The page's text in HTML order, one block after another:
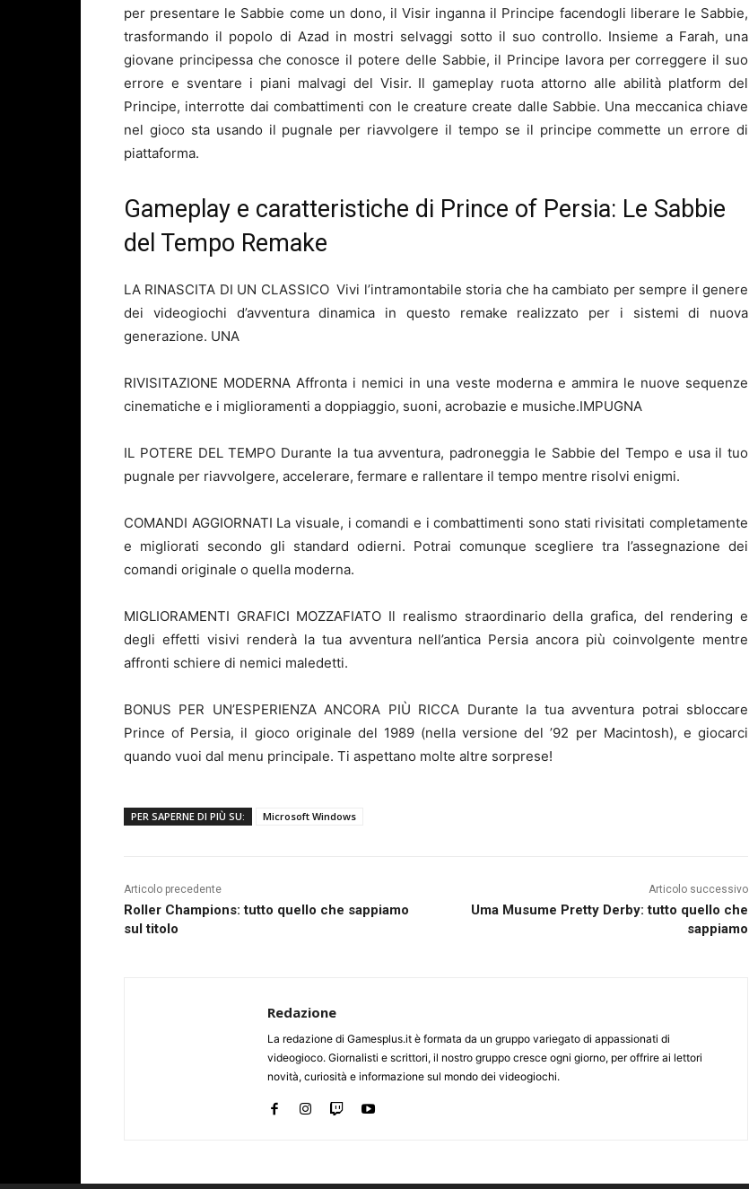
per presentare le Sabbie come un dono, il Visir inganna il Principe facendogli liberare le Sabbie,
trasformando il popolo di Azad in mostri selvaggi sotto il suo controllo. Insieme a Farah, una
giovane principessa che conosce il potere delle Sabbie, il Principe lavora per correggere il suo
errore e sventare i piani malvagi del Visir. Il gameplay ruota attorno alle abilità platform del
Principe, interrotte dai combattimenti con le creature create dalle Sabbie. Una meccanica chiave
nel gioco sta usando il pugnale per riavvolgere il tempo se il principe commette un errore di
piattaforma.
Gameplay e caratteristiche di Prince of Persia: Le Sabbie
del Tempo Remake
LA RINASCITA DI UN CLASSICO Vivi l’intramontabile storia che ha cambiato per sempre il genere
dei videogiochi d’avventura dinamica in questo remake realizzato per i sistemi di nuova
generazione. UNA
RIVISITAZIONE MODERNA Affronta i nemici in una veste moderna e ammira le nuove sequenze
cinematiche e i miglioramenti a doppiaggio, suoni, acrobazie e musiche.IMPUGNA
IL POTERE DEL TEMPO Durante la tua avventura, padroneggia le Sabbie del Tempo e usa il tuo
pugnale per riavvolgere, accelerare, fermare e rallentare il tempo mentre risolvi enigmi.
COMANDI AGGIORNATI La visuale, i comandi e i combattimenti sono stati rivisitati completamente
e migliorati secondo gli standard odierni. Potrai comunque scegliere tra l’assegnazione dei
comandi originale o quella moderna.
MIGLIORAMENTI GRAFICI MOZZAFIATO Il realismo straordinario della grafica, del rendering e
degli effetti visivi renderà la tua avventura nell’antica Persia ancora più coinvolgente mentre
affronti schiere di nemici maledetti.
BONUS PER UN’ESPERIENZA ANCORA PIÙ RICCA Durante la tua avventura potrai sbloccare
Prince of Persia, il gioco originale del 1989 (nella versione del ’92 per Macintosh), e giocarci
quando vuoi dal menu principale. Ti aspettano molte altre sorprese!
PER SAPERNE DI PIÙ SU: Microsoft Windows
Articolo precedente
Roller Champions: tutto quello che sappiamo
sul titolo
Articolo successivo
Uma Musume Pretty Derby: tutto quello che
sappiamo
Redazione
La redazione di Gamesplus.it è formata da un gruppo variegato di appassionati di
videogioco. Giornalisti e scrittori, il nostro gruppo cresce ogni giorno, per offrire ai lettori
novità, curiosità e informazione sul mondo dei videogiochi.